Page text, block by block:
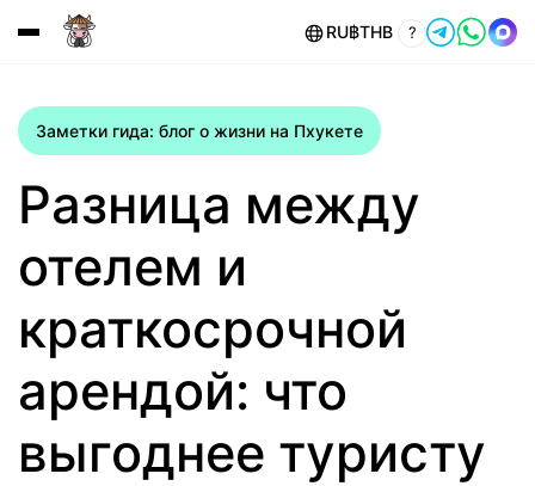
RU฿THB ?
Заметки гида: блог о жизни на Пхукете
Разница между
отелем и
краткосрочной
арендой: что
выгоднее туристу